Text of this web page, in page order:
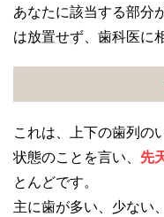
あなたに該当する部分
は放置せず、歯科医に
これは、上下の歯列の
状態のことを言い、 先
とんどです。
主に歯が多い、少ない